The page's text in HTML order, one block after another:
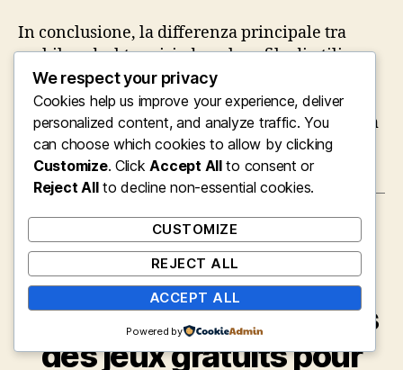
In conclusione, la differenza principale tra
mobile e desktop risiede nel profilo di utilizzo:
il mobile favorisce l’immediatezza e la facilità
d’accesso, mentre il desktop permette
un’esperienza più approfondita e sicura, adatta
a utenti più esigenti e responsabili.
Categories
VALENTUS EMUILN PREVAIL
Découvrir les
fonctionnalités cachées
des jeux gratuits pour
We respect your privacy
Cookies help us improve your experience, deliver
personalized content, and analyze traffic. You
can choose which cookies to allow by clicking
Customize. ClickAccept Allto consent or
Reject Allto decline non-essential cookies.
CUSTOMIZE
REJECT ALL
ACCEPT ALL
Powered by